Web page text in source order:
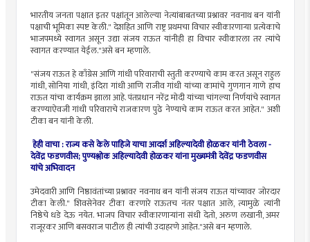
भारतीय जनता पक्षात इतर पक्षांतून आलेल्या नेत्यांबाबतच्या प्रश्नावर नवनाथ बन यांनी
पक्षाची भूमिका स्पष्ट केली." देशहित आणि राष्ट्र प्रथमचा विचार स्वीकारणाऱ्या प्रत्येकाचे
भाजपमध्ये स्वागत असून उद्या संजय राऊत यांनीही हा विचार स्वीकारला तर त्यांचे
स्वागत करण्यात येईल."असे बन म्हणाले.
"संजय राऊत हे काँग्रेस आणि गांधी परिवाराची स्तुती करण्याचे काम करत असून राहुल
गांधी, सोनिया गांधी, इंदिरा गांधी आणि राजीव गांधी यांच्या कामांचे गुणगान गाणे हाच
राऊत यांचा कार्यक्रम झाला आहे. पंतप्रधान नरेंद्र मोदी यांच्या चांगल्या निर्णयांचे स्वागत
करण्याऐवजी गांधी परिवाराचे राजकारण पुढे नेण्याचे काम राऊत करत आहेत." अशी
टीका बन यांनी केली.
हेही वाचा : राज्य कसे केले पाहिजे याचा आदर्श अहिल्यादेवी होळकर यांनी ठेवला -
देवेंद्र फडणवीस; पुण्यश्लोक अहिल्यादेवी होळकर यांना मुख्यमंत्री देवेंद्र फडणवीस
यांचे अभिवादन
उमेदवारी आणि निष्ठावंतांच्या प्रश्नावर नवनाथ बन यांनी संजय राऊत यांच्यावर जोरदार
टीका केली." शिवसेनेवर टीका करणारे राऊतच नंतर पक्षात आले, त्यामुळे त्यांनी
निष्ठेचे धडे देऊ नयेत. भाजप विचार स्वीकारणाऱ्यांना संधी देतो, अरुण लखानी, अमर
राजूरकर आणि बसवराज पाटील ही त्यांची उदाहरणे आहेत."असे बन म्हणाले.